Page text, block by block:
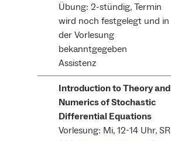
Übung: 2-stündig, Termin
wird noch festgelegt und in
der Vorlesung
bekanntgegeben
Assistenz
Introduction to Theory and
Numerics of Stochastic
Differential Equations
Vorlesung: Mi, 12-14 Uhr, SR